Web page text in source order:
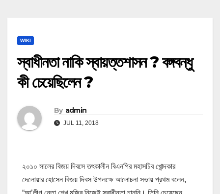
WIKI
স্বাধীনতা নাকি স্বায়ত্তশাসন ? বঙ্গবন্ধু
কী চেয়েছিলেন ?
By admin
JUL 11, 2018
২০১০ সালের বিজয় দিবসে তৎকালীন বিএনপির মহাসচিব খোন্দকার
দেলোয়ার হোসেন বিজয় দিবস উপলক্ষে আলোচনা সভায় প্রথম বলেন,